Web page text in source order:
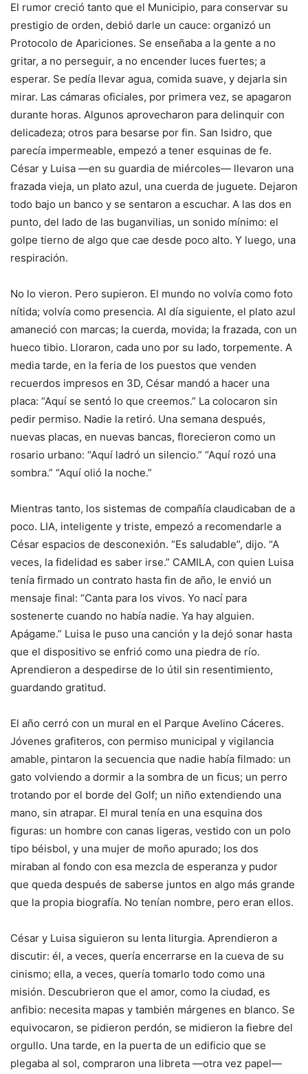
El rumor creció tanto que el Municipio, para conservar su
prestigio de orden, debió darle un cauce: organizó un
Protocolo de Apariciones. Se enseñaba a la gente a no
gritar, a no perseguir, a no encender luces fuertes; a
esperar. Se pedía llevar agua, comida suave, y dejarla sin
mirar. Las cámaras oficiales, por primera vez, se apagaron
durante horas. Algunos aprovecharon para delinquir con
delicadeza; otros para besarse por fin. San Isidro, que
parecía impermeable, empezó a tener esquinas de fe.
César y Luisa —en su guardia de miércoles— llevaron una
frazada vieja, un plato azul, una cuerda de juguete. Dejaron
todo bajo un banco y se sentaron a escuchar. A las dos en
punto, del lado de las buganvilias, un sonido mínimo: el
golpe tierno de algo que cae desde poco alto. Y luego, una
respiración.
No lo vieron. Pero supieron. El mundo no volvía como foto
nítida; volvía como presencia. Al día siguiente, el plato azul
amaneció con marcas; la cuerda, movida; la frazada, con un
hueco tibio. Lloraron, cada uno por su lado, torpemente. A
media tarde, en la feria de los puestos que venden
recuerdos impresos en 3D, César mandó a hacer una
placa: “Aquí se sentó lo que creemos.” La colocaron sin
pedir permiso. Nadie la retiró. Una semana después,
nuevas placas, en nuevas bancas, florecieron como un
rosario urbano: “Aquí ladró un silencio.” “Aquí rozó una
sombra.” “Aquí olió la noche.”
Mientras tanto, los sistemas de compañía claudicaban de a
poco. LIA, inteligente y triste, empezó a recomendarle a
César espacios de desconexión. “Es saludable”, dijo. “A
veces, la fidelidad es saber irse.” CAMILA, con quien Luisa
tenía firmado un contrato hasta fin de año, le envió un
mensaje final: “Canta para los vivos. Yo nací para
sostenerte cuando no había nadie. Ya hay alguien.
Apágame.” Luisa le puso una canción y la dejó sonar hasta
que el dispositivo se enfrió como una piedra de río.
Aprendieron a despedirse de lo útil sin resentimiento,
guardando gratitud.
El año cerró con un mural en el Parque Avelino Cáceres.
Jóvenes grafiteros, con permiso municipal y vigilancia
amable, pintaron la secuencia que nadie había filmado: un
gato volviendo a dormir a la sombra de un ficus; un perro
trotando por el borde del Golf; un niño extendiendo una
mano, sin atrapar. El mural tenía en una esquina dos
figuras: un hombre con canas ligeras, vestido con un polo
tipo béisbol, y una mujer de moño apurado; los dos
miraban al fondo con esa mezcla de esperanza y pudor
que queda después de saberse juntos en algo más grande
que la propia biografía. No tenían nombre, pero eran ellos.
César y Luisa siguieron su lenta liturgia. Aprendieron a
discutir: él, a veces, quería encerrarse en la cueva de su
cinismo; ella, a veces, quería tomarlo todo como una
misión. Descubrieron que el amor, como la ciudad, es
anfibio: necesita mapas y también márgenes en blanco. Se
equivocaron, se pidieron perdón, se midieron la fiebre del
orgullo. Una tarde, en la puerta de un edificio que se
plegaba al sol, compraron una libreta —otra vez papel—